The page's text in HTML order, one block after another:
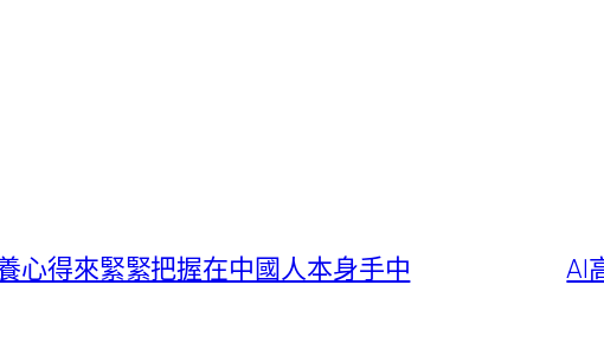
心得來緊緊把握在中國人本身手中 AI